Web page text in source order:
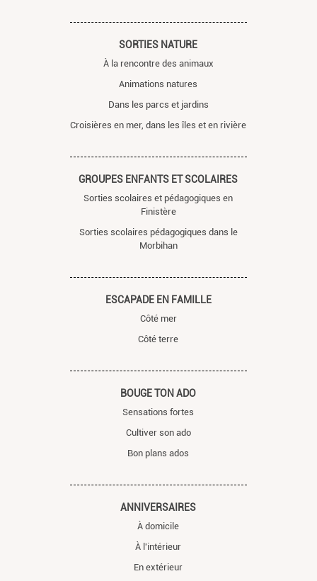
SORTIES NATURE
À la rencontre des animaux
Animations natures
Dans les parcs et jardins
Croisières en mer, dans les îles et en rivière
GROUPES ENFANTS ET SCOLAIRES
Sorties scolaires et pédagogiques en
Finistère
Sorties scolaires pédagogiques dans le
Morbihan
ESCAPADE EN FAMILLE
Côté mer
Côté terre
BOUGE TON ADO
Sensations fortes
Cultiver son ado
Bon plans ados
ANNIVERSAIRES
À domicile
À l'intérieur
En extérieur